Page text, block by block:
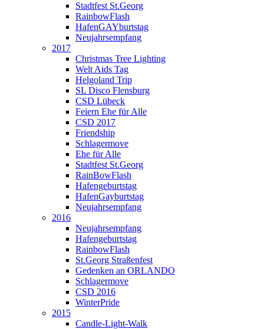
Stadtfest St.Georg
RainbowFlash
HafenGAYburtstag
Neujahrsempfang
2017
Christmas Tree Lighting
Welt Aids Tag
Helgoland Trip
SL Disco Flensburg
CSD Lübeck
Feiern Ehe für Alle
CSD 2017
Friendship
Schlagermove
Ehe für Alle
Stadtfest St.Georg
RainBowFlash
Hafengeburtstag
HafenGayburtstag
Neujahrsempfang
2016
Neujahrsempfang
Hafengeburtstag
RainbowFlash
St.Georg Straßenfest
Gedenken an ORLANDO
Schlagermove
CSD 2016
WinterPride
2015
Candle-Light-Walk